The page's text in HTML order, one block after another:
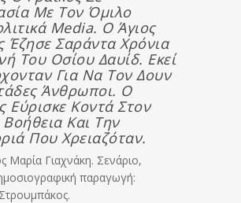
Με Τον Όμιλο
Media. Ο Άγιος
Έζησε Σαράντα Χρόνια
Του Οσίου Δαυίδ. Εκεί
Για Να Τον Δουν
Άνθρωποι. Ο
Εύρισκε Κοντά Στον
Και Την
Που Χρειαζόταν.
Μαρία Γιαχνάκη. Σενάριο,
παραγωγή: